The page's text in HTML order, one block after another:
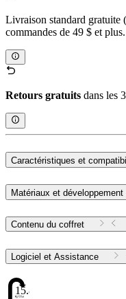
Livraison standard gratuite
commandes de 49 $ et plus.
Retours gratuits dans les
Caractéristiques et
Matériaux et développement
Contenu du coffret
Logiciel et Assistance
15.87